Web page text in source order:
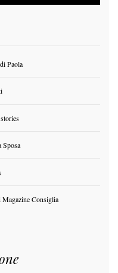
Paola
Sposa
Magazine Consiglia